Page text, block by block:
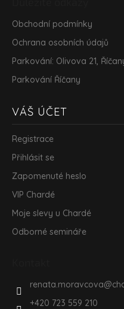
Obchodní podmínky
Ochrana osobních údajů
Parkování: Olivova 21,
Parkování Říčany
VÁŠ ÚČET
Registrace
Přihlásit se
Zapomenuté heslo
VIP Chardé
Moje slevy u Chardé
Odborné semináře
renata.moravcova@
+420 723 559 210